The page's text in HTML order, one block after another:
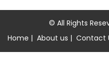
© All Rights
Home | About us | Contact